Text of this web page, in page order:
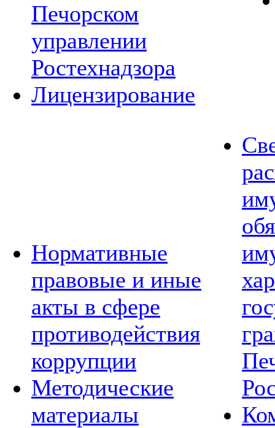
Печорском
управлении
Ростехнадзора
Лицензирование
Нормативные
правовые и иные
акты в сфере
противодействия
коррупции
Методические
материалы